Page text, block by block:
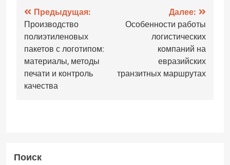
Навигация
по
записям
Предыдущая:
Производство
полиэтиленовых
пакетов с логотипом:
материалы, методы
печати и контроль
качества
Далее:
Особенности работы
логистических
компаний на
евразийских
транзитных маршрутах
Поиск